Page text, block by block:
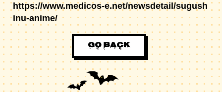
https://www.medicos-e.net/newsdetail/sugush
inu-anime/
GO BACK